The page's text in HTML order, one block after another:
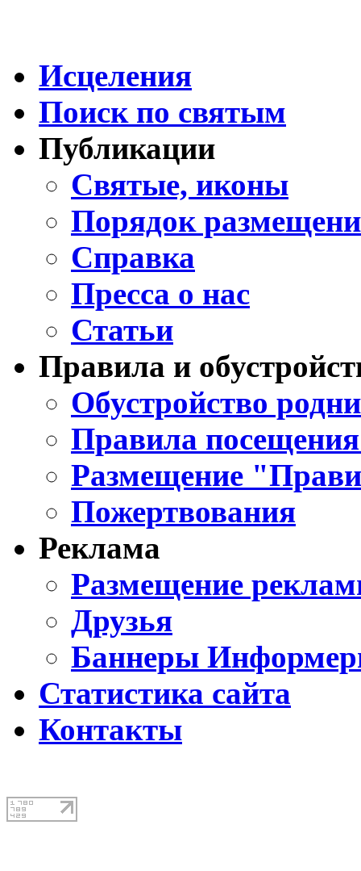
Исцеления
Поиск по святым
Публикации
Святые, иконы
Порядок
Справка
Пресса о нас
Статьи
Правила и
Обустройство
Правила
Размещение
Пожертвования
Реклама
Размещение
Друзья
Баннеры
Статистика сайта
Контакты